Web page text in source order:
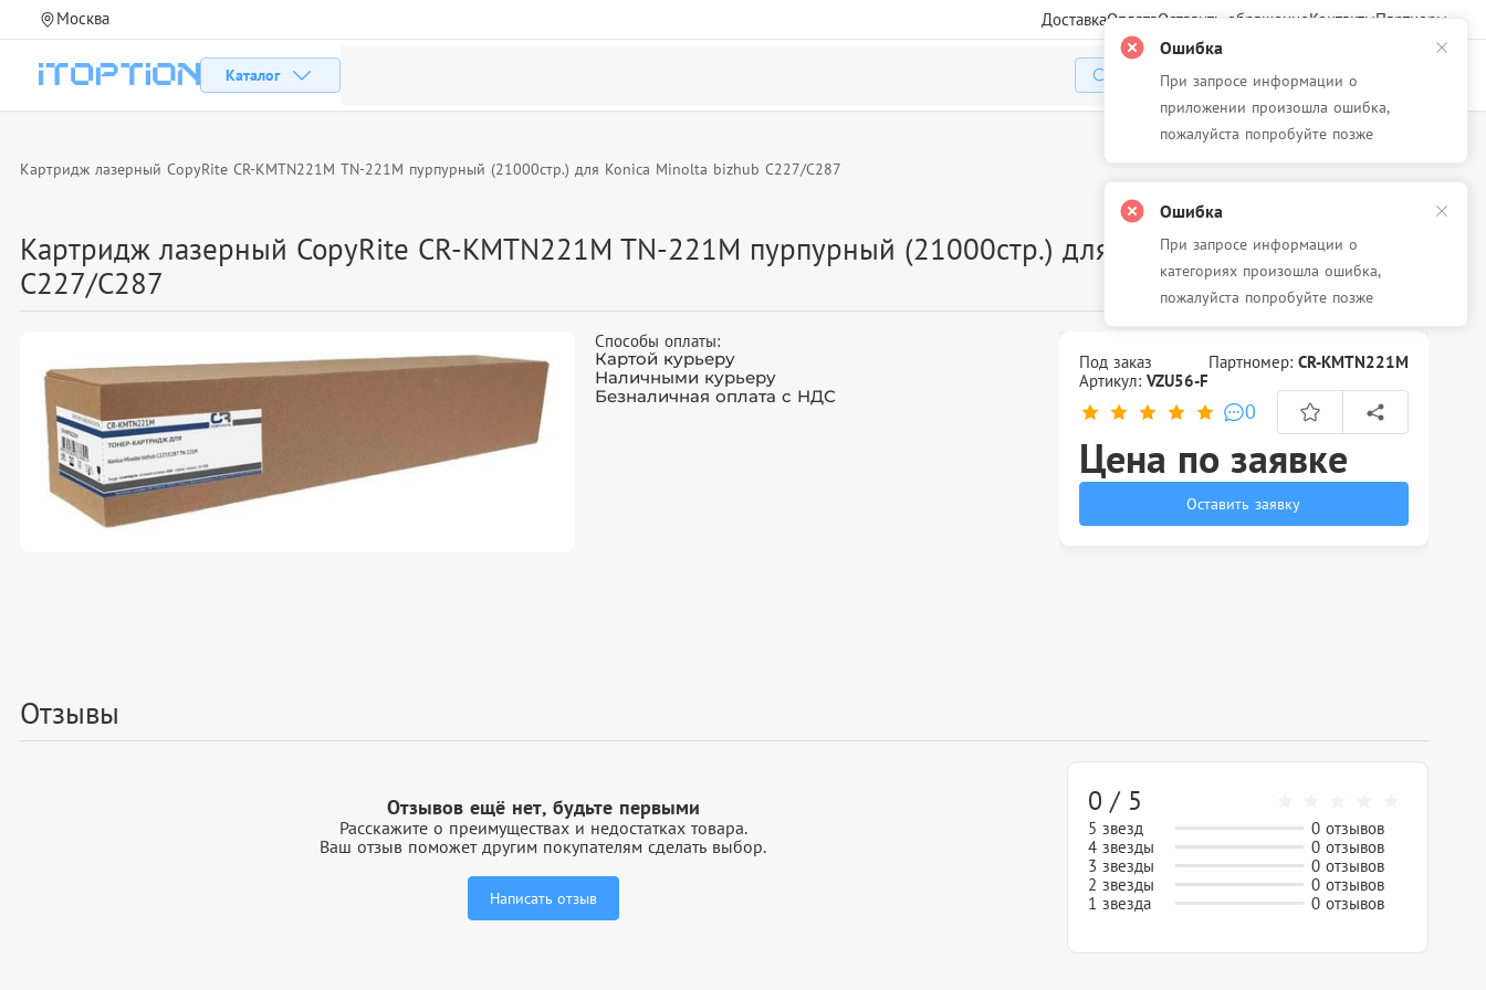
Москва ДоставкаОплатаОставить обращениеКонтактыПартнеры
Каталог
Избранное Корзина
Картридж лазерный CopyRite CR-KMTN221M TN-221M пурпурный (21000стр.) для Konica Minolta bizhub C227/C287
Картридж лазерный CopyRite CR-KMTN221M TN-221M пурпурный (21000стр.) для Konica Minolta bizhub
C227/C287
Способы оплаты:
Картой курьеру
Наличными курьеру
Безналичная оплата с НДС
Под заказ Партномер:CR-KMTN221M
Артикул: VZU56-F
0
Цена по заявке
Оставить заявку
Отзывы
Отзывов ещё нет, будьте первыми
Расскажите о преимуществах и недостатках товара.
Ваш отзыв поможет другим покупателям сделать выбор.
Написать отзыв
0 / 5
5 звезд
0 отзывов
4 звезды
0 отзывов
3 звезды
0 отзывов
2 звезды
0 отзывов
1 звезда
0 отзывов
Ошибка
При запросе информации о
приложении произошла ошибка,
пожалуйста попробуйте позже
Ошибка
При запросе информации о
категориях произошла ошибка,
пожалуйста попробуйте позже